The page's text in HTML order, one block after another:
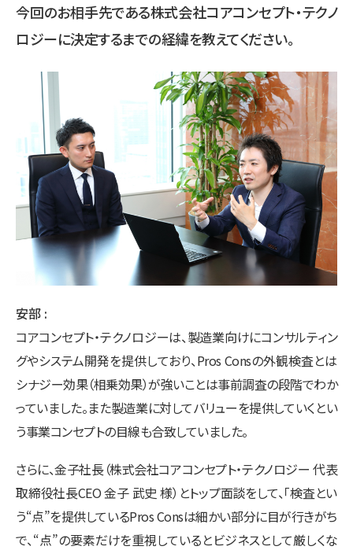
今回のお相手先である株式会社コアコンセプト・テクノ
ロジーに決定するまでの経緯を教えてください。
安部
コアコンセプト・テクノロジーは、製造業向けにコンサルティン
グやシステム開発を提供しており、Pros Consの外観検査とは
シナジー効果（相乗効果）が強いことは事前調査の段階でわか
っていました。また製造業に対してバリューを提供していくとい
う事業コンセプトの目線も合致していました。
さらに、金子社長（株式会社コアコンセプト・テクノロジー 代表
取締役社長CEO 金子 武史 様）とトップ面談をして、「検査とい
う“点”を提供しているPros Consは細かい部分に目が行きがち
で、“点”の要素だけを重視しているとビジネスとして厳しくな